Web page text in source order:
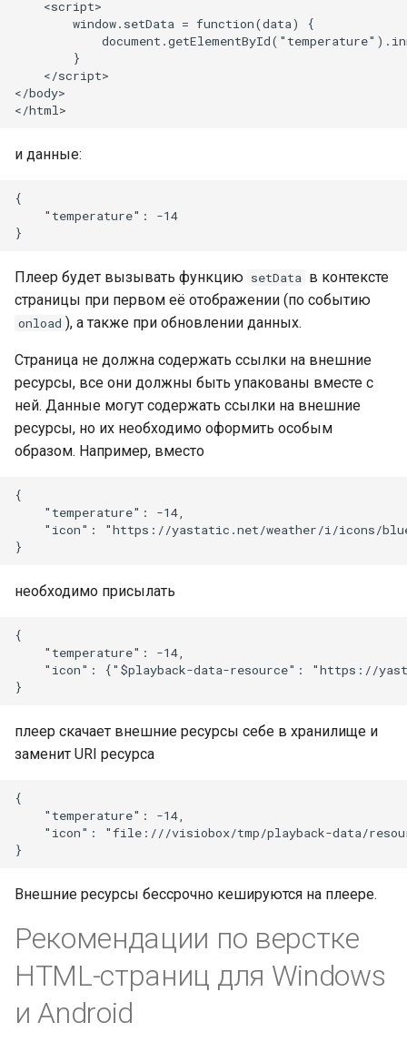
Samsung SSSP/Tizen
LG WebOS
    <script>
        window.setData = function(data) {
        }
    </script>
</body>
и данные:
{
    "temperature": -14
Плеер будет вызывать функцию setData в контексте
страницы при первом её отображении (по событию
onload ), а также при обновлении данных.
Страница не должна содержать ссылки на внешние
ресурсы, все они должны быть упакованы вместе с
ней. Данные могут содержать ссылки на внешние
ресурсы, но их необходимо оформить особым
образом. Например, вместо
{
    "temperature": -14,
"icon": "https://yastatic.net/weather/i/icons/
необходимо присылать
{
    "temperature": -14,
"icon": {"$playback-data-resource": "https://
плеер скачает внешние ресурсы себе в хранилище и
заменит URI ресурса
{
    "temperature": -14,
"icon": "file:///visiobox/tmp/playback-data/
Внешние ресурсы бессрочно кешируются на плеере.
Рекомендации по верстке
HTML-страниц для Windows
и Android